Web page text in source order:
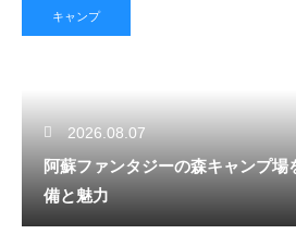
キャンプ
2026.08.07
阿蘇ファンタジーの森キャンプ場
備と魅力